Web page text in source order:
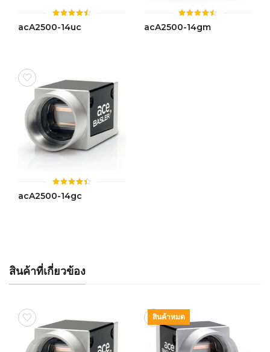
ให้
คะแนน
acA2500-14uc
ให้
คะแนน
acA2500-14gm
ให้
คะแนน
acA2500-14gc
สินค้าที่เกี่ยวข้อง
สินค้าหมด